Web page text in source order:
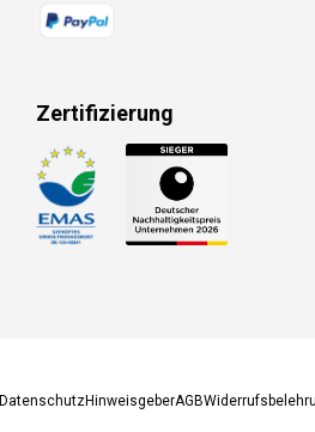
Zertifizierung
Zahlungsmethoden
DatenschutzHinweisgeberAGB